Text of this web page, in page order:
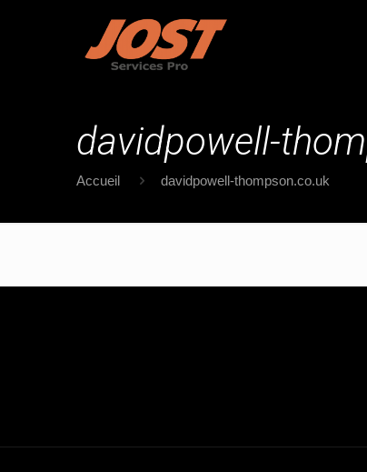
davidpowell-
Accueil davidpowell-thompson.co.uk